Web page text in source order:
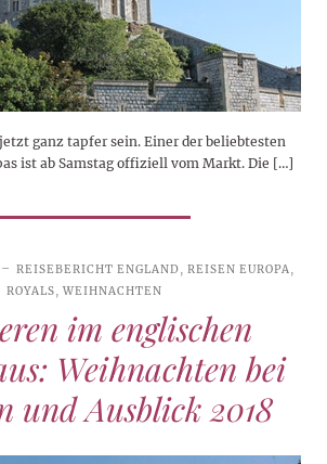
ganz tapfer sein. Einer der beliebtesten
ist ab Samstag offiziell vom Markt. Die […]
REISEBERICHT ENGLAND,REISEN EUROPA,
ROYALS, WEIHNACHTEN
im englischen
Weihnachten bei
und Ausblick 2018